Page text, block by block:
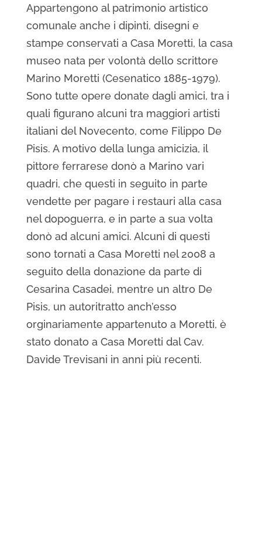
d’arte di
Casa
Moretti
Appartengono al patrimonio artistico
comunale anche i dipinti, disegni e
stampe conservati a Casa Moretti, la casa
museo nata per volontà dello scrittore
Marino Moretti (Cesenatico 1885-1979).
Sono tutte opere donate dagli amici, tra i
quali figurano alcuni tra maggiori artisti
italiani del Novecento, come Filippo De
Pisis. A motivo della lunga amicizia, il
pittore ferrarese donò a Marino vari
quadri, che questi in seguito in parte
vendette per pagare i restauri alla casa
nel dopoguerra, e in parte a sua volta
donò ad alcuni amici. Alcuni di questi
sono tornati a Casa Moretti nel 2008 a
seguito della donazione da parte di
Cesarina Casadei, mentre un altro De
Pisis, un autoritratto anch’esso
orginariamente appartenuto a Moretti, è
stato donato a Casa Moretti dal Cav.
Davide Trevisani in anni più recenti.